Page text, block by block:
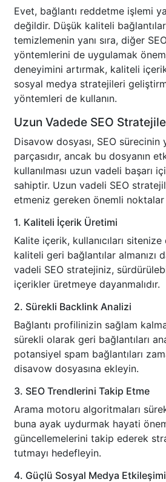
Evet, bağlantı reddetme işlemi
değildir. Düşük kaliteli
temizlemenin yanı sıra, diğer
yöntemlerini de uygulamak
deneyimini artırmak, kaliteli
sosyal medya stratejileri
yöntemleri de kullanın.
Uzun Vadede SEO
Disavow dosyası, SEO sürecinin
parçasıdır, ancak bu dosyanın
kullanılması uzun vadeli başarı
sahiptir. Uzun vadeli SEO
etmeniz gereken önemli noktalar
1. Kaliteli İçerik Üretimi
Kalite içerik, kullanıcıları sitenize
kaliteli geri bağlantılar almanızı
vadeli SEO stratejiniz,
içerikler üretmeye dayanmalıdır.
2. Sürekli Backlink Analizi
Bağlantı profilinizin sağlam
sürekli olarak geri bağlantıları
potansiyel spam bağlantıları
disavow dosyasına ekleyin.
3. SEO Trendlerini Takip Etme
Arama motoru algoritmaları
buna ayak uydurmak hayati
güncellemelerini takip ederek
tutmayı hedefleyin.
4. Güçlü Sosyal Medya Etkileşimi